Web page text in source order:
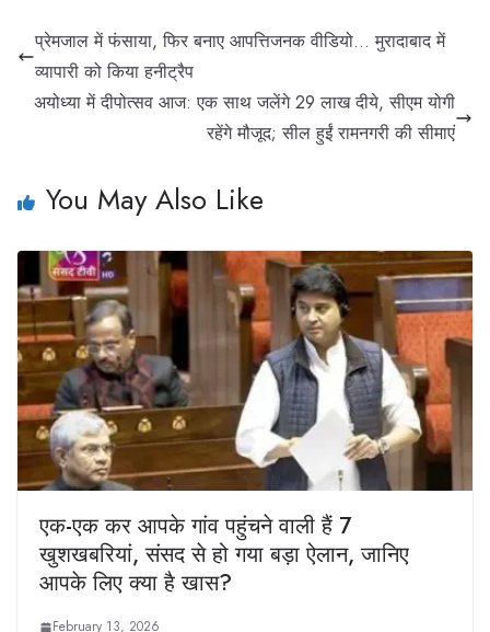
प्रेमजाल में फंसाया, फिर बनाए आपत्तिजनक वीडियो… मुरादाबाद में
व्यापारी को किया हनीट्रैप
अयोध्या में दीपोत्सव आज: एक साथ जलेंगे 29 लाख दीये, सीएम योगी
रहेंगे मौजूद; सील हुईं रामनगरी की सीमाएं
You May Also Like
एक-एक कर आपके गांव पहुंचने वाली हैं 7
खुशखबरियां, संसद से हो गया बड़ा ऐलान, जानिए
आपके लिए क्‍या है खास?
February 13, 2026